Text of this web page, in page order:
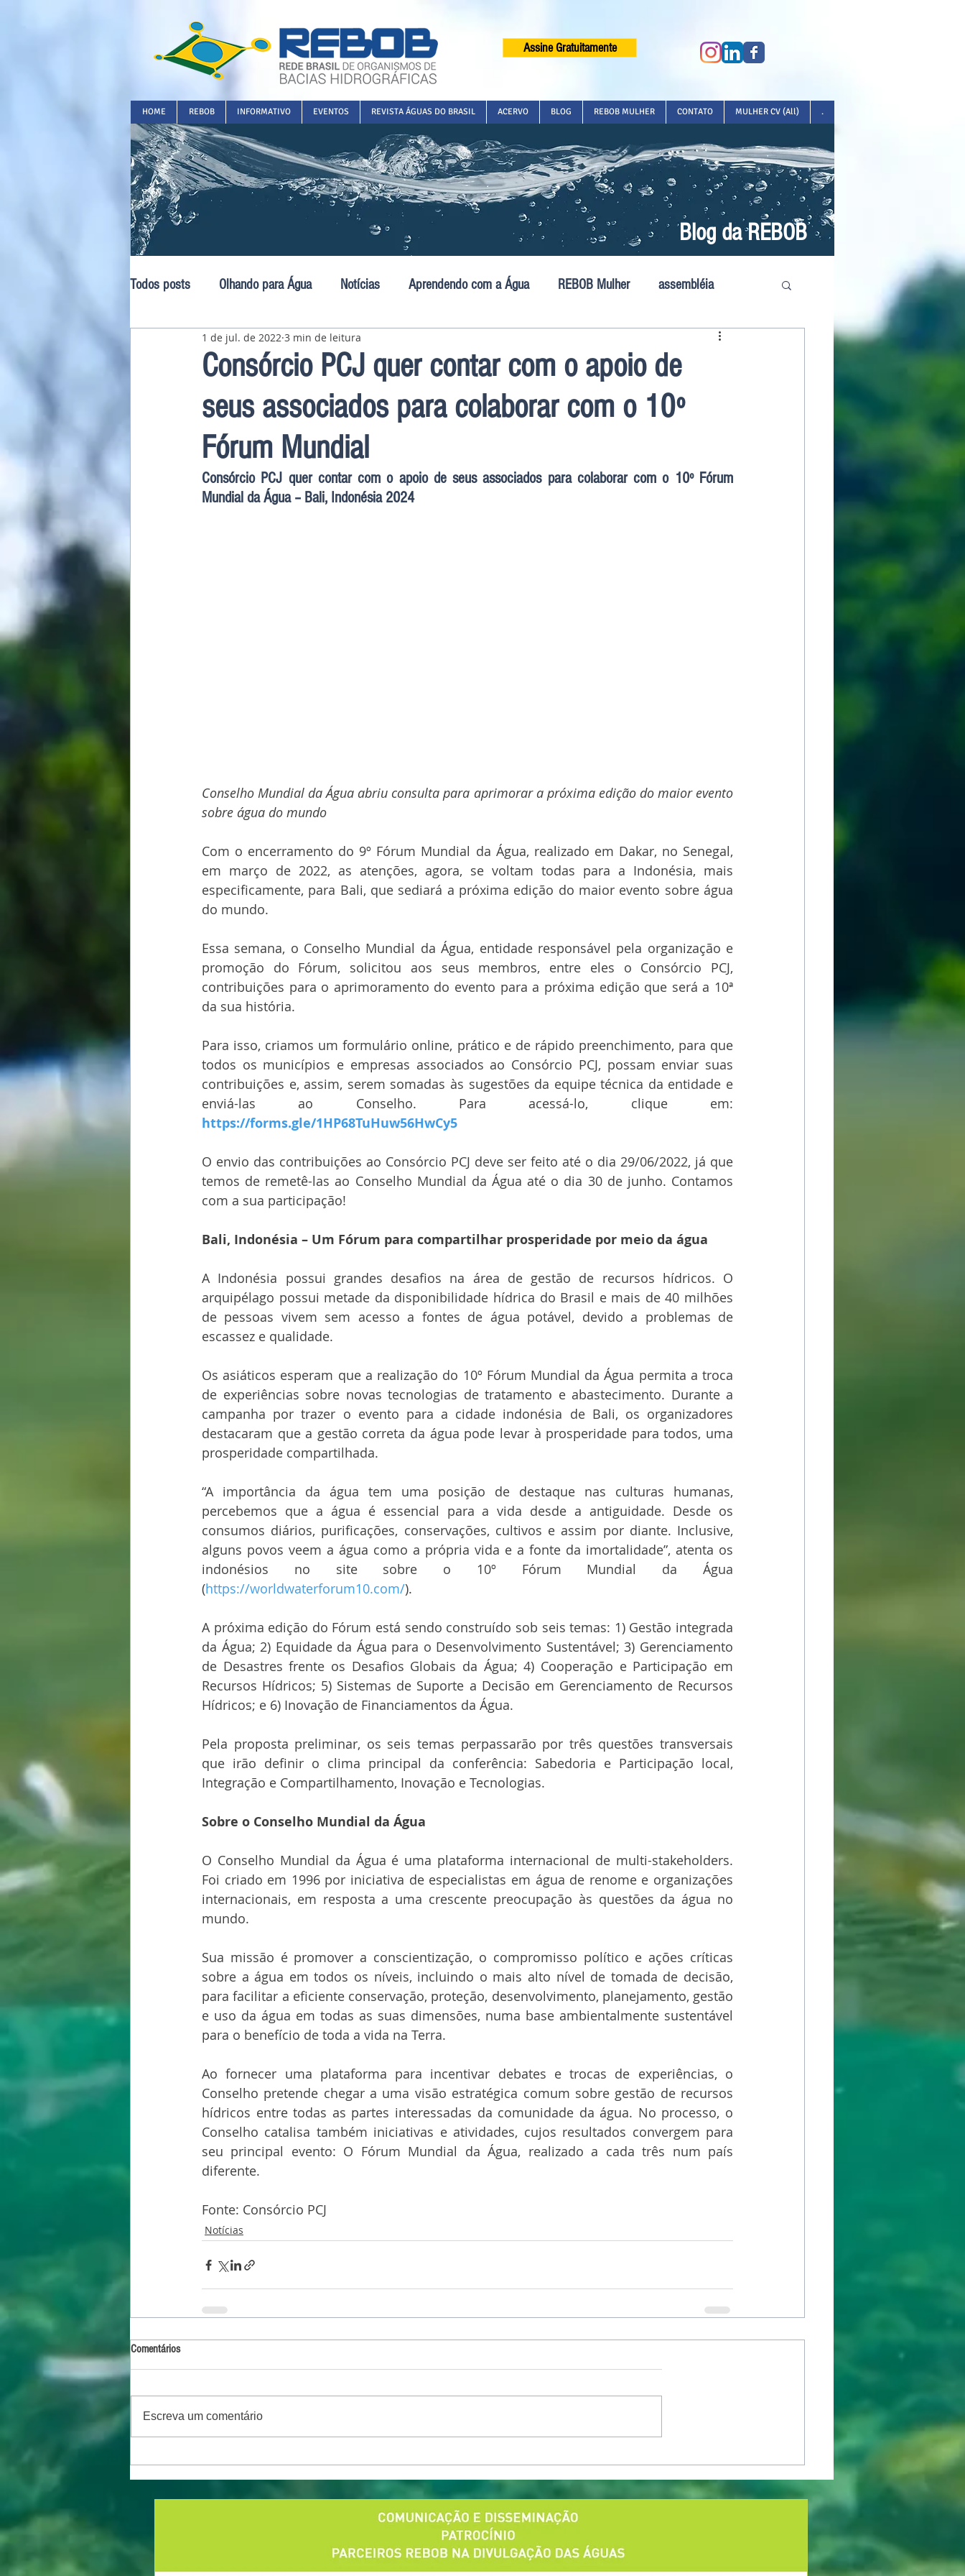
Assine Gratuitamente
HOME REBOB INFORMATIVO EVENTOS REVISTA ÁGUAS DO BRASIL ACERVO BLOG REBOB MULHER CONTATO MULHER CV (All) .
Blog da REBOB
Todos posts Olhando para Água Notícias Aprendendo com a Água REBOB Mulher assembléia
Pavilhão Latino-Americano
Consórcio PCJ quer contar com o apoio de
seus associados para colaborar com o 10º
Fórum Mundial
1 de jul. de 2022 3 min de leitura
Consórcio PCJ quer contar com o apoio de seus associados para colaborar com o 10º Fórum
Mundial da Água – Bali, Indonésia 2024
Conselho Mundial da Água abriu consulta para aprimorar a próxima edição do maior evento
sobre água do mundo
Com o encerramento do 9º Fórum Mundial da Água, realizado em Dakar, no Senegal,
em março de 2022, as atenções, agora, se voltam todas para a Indonésia, mais
especificamente, para Bali, que sediará a próxima edição do maior evento sobre água
do mundo.
Essa semana, o Conselho Mundial da Água, entidade responsável pela organização e
promoção do Fórum, solicitou aos seus membros, entre eles o Consórcio PCJ,
contribuições para o aprimoramento do evento para a próxima edição que será a 10ª
da sua história.
Para isso, criamos um formulário online, prático e de rápido preenchimento, para que
todos os municípios e empresas associados ao Consórcio PCJ, possam enviar suas
contribuições e, assim, serem somadas às sugestões da equipe técnica da entidade e
enviá-las ao Conselho. Para acessá-lo, clique em:
https://forms.gle/1HP68TuHuw56HwCy5
O envio das contribuições ao Consórcio PCJ deve ser feito até o dia 29/06/2022, já que
temos de remetê-las ao Conselho Mundial da Água até o dia 30 de junho. Contamos
com a sua participação!
Bali, Indonésia – Um Fórum para compartilhar prosperidade por meio da água
A Indonésia possui grandes desafios na área de gestão de recursos hídricos. O
arquipélago possui metade da disponibilidade hídrica do Brasil e mais de 40 milhões
de pessoas vivem sem acesso a fontes de água potável, devido a problemas de
escassez e qualidade.
Os asiáticos esperam que a realização do 10º Fórum Mundial da Água permita a troca
de experiências sobre novas tecnologias de tratamento e abastecimento. Durante a
campanha por trazer o evento para a cidade indonésia de Bali, os organizadores
destacaram que a gestão correta da água pode levar à prosperidade para todos, uma
prosperidade compartilhada.
“A importância da água tem uma posição de destaque nas culturas humanas,
percebemos que a água é essencial para a vida desde a antiguidade. Desde os
consumos diários, purificações, conservações, cultivos e assim por diante. Inclusive,
alguns povos veem a água como a própria vida e a fonte da imortalidade”, atenta os
indonésios no site sobre o 10º Fórum Mundial da Água
(https://worldwaterforum10.com/).
A próxima edição do Fórum está sendo construído sob seis temas: 1) Gestão integrada
da Água; 2) Equidade da Água para o Desenvolvimento Sustentável; 3) Gerenciamento
de Desastres frente os Desafios Globais da Água; 4) Cooperação e Participação em
Recursos Hídricos; 5) Sistemas de Suporte a Decisão em Gerenciamento de Recursos
Hídricos; e 6) Inovação de Financiamentos da Água.
Pela proposta preliminar, os seis temas perpassarão por três questões transversais
que irão definir o clima principal da conferência: Sabedoria e Participação local,
Integração e Compartilhamento, Inovação e Tecnologias.
Sobre o Conselho Mundial da Água
O Conselho Mundial da Água é uma plataforma internacional de multi-stakeholders.
Foi criado em 1996 por iniciativa de especialistas em água de renome e organizações
internacionais, em resposta a uma crescente preocupação às questões da água no
mundo.
Sua missão é promover a conscientização, o compromisso político e ações críticas
sobre a água em todos os níveis, incluindo o mais alto nível de tomada de decisão,
para facilitar a eficiente conservação, proteção, desenvolvimento, planejamento, gestão
e uso da água em todas as suas dimensões, numa base ambientalmente sustentável
para o benefício de toda a vida na Terra.
Ao fornecer uma plataforma para incentivar debates e trocas de experiências, o
Conselho pretende chegar a uma visão estratégica comum sobre gestão de recursos
hídricos entre todas as partes interessadas da comunidade da água. No processo, o
Conselho catalisa também iniciativas e atividades, cujos resultados convergem para
seu principal evento: O Fórum Mundial da Água, realizado a cada três num país
diferente.
Fonte: Consórcio PCJ
Notícias
Comentários
Escreva um comentário